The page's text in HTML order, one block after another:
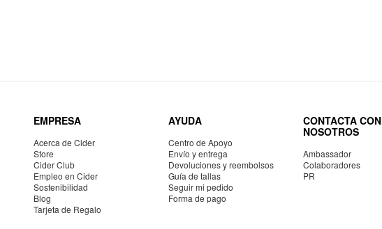
EMPRESA
Acerca de Cider
Store
Cider Club
Empleo en Cider
Sostenibilidad
Blog
Tarjeta de Regalo
AYUDA
Centro de Apoyo
Envío y entrega
Devoluciones y reembolsos
Guía de tallas
Seguir mi pedido
Forma de pago
CONTACTA CON
NOSOTROS
Ambassador
Colaboradores
PR